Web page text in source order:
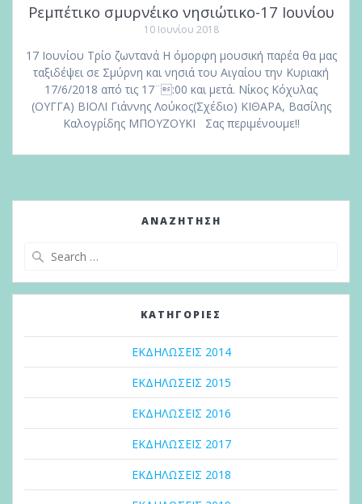
Ρεμπέτικο σμυρνέικο νησιώτικο-17 Ιουνίου
10 Ιουνίου 2018
17 Ιουνίου Τρίο ζωντανά Η όμορφη μουσική παρέα θα μας
ταξιδέψει σε Σμύρνη και νησιά του Αιγαίου την Κυριακή
17/6/2018 από τις 17¨:00 και μετά. Νίκος Κόχυλας
(ΟΥΓΓΑ) ΒΙΟΛΙ Γιάννης Λούκος(Σχέδιο) ΚΙΘΑΡΑ, Βασίλης
Καλογρίδης ΜΠΟΥΖΟΥΚΙ Σας περιμένουμε!!
ΑΝΑΖΉΤΗΣΗ
KΑΤΗΓΟΡΊΕΣ
ΕΚΔΗΛΩΣΕΙΣ 2014
ΕΚΔΗΛΩΣΕΙΣ 2015
ΕΚΔΗΛΩΣΕΙΣ 2016
ΕΚΔΗΛΩΣΕΙΣ 2017
ΕΚΔΗΛΩΣΕΙΣ 2018